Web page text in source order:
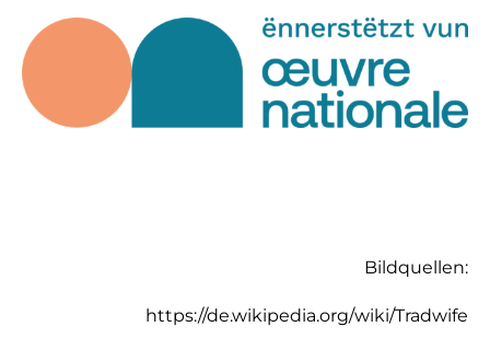
Bildquellen:
https://de.wikipedia.org/wiki/Tradwife